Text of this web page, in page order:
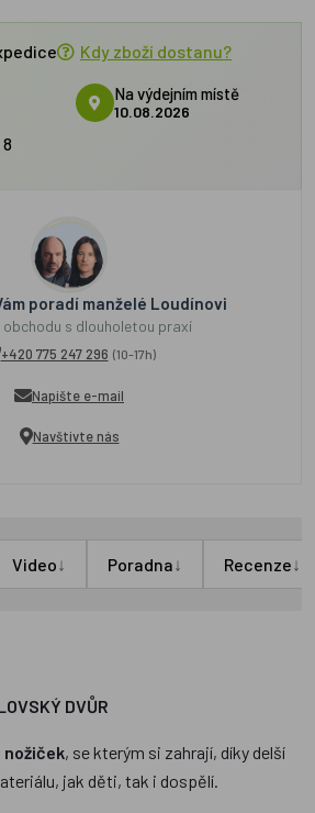
Kdy zboží dostanu?
Na výdejním místě
10.08.2026
poradí manželé Loudínovi
obchodu s dlouholetou praxí
+420 775 247 296 (10-17h)
Napište e-mail
Navštivte nás
Video↓ Poradna↓ Recenze↓
DVŮR
nožiček, se kterým si zahrají, díky delší
jak děti, tak i dospělí.